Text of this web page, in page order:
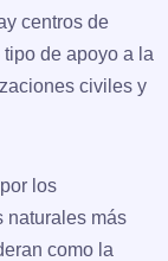
centros de
de apoyo a la
civiles y
los
naturales más
como la